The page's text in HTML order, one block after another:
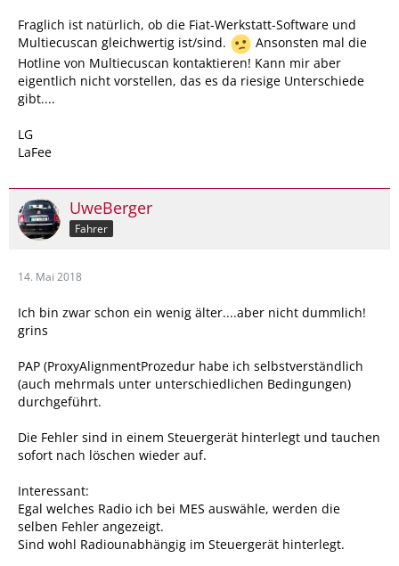
Fraglich ist natürlich, ob die Fiat-Werkstatt-Software und
Multiecuscan gleichwertig ist/sind.
Ansonsten mal die
Hotline von Multiecuscan kontaktieren! Kann mir aber
eigentlich nicht vorstellen, das es da riesige Unterschiede
gibt....
LG
LaFee
UweBerger
Fahrer
14. Mai 2018
Ich bin zwar schon ein wenig älter....aber nicht dummlich!
grins
PAP (ProxyAlignmentProzedur habe ich selbstverständlich
(auch mehrmals unter unterschiedlichen Bedingungen)
durchgeführt.
Die Fehler sind in einem Steuergerät hinterlegt und tauchen
sofort nach löschen wieder auf.
Interessant:
Egal welches Radio ich bei MES auswähle, werden die
selben Fehler angezeigt.
Sind wohl Radiounabhängig im Steuergerät hinterlegt.